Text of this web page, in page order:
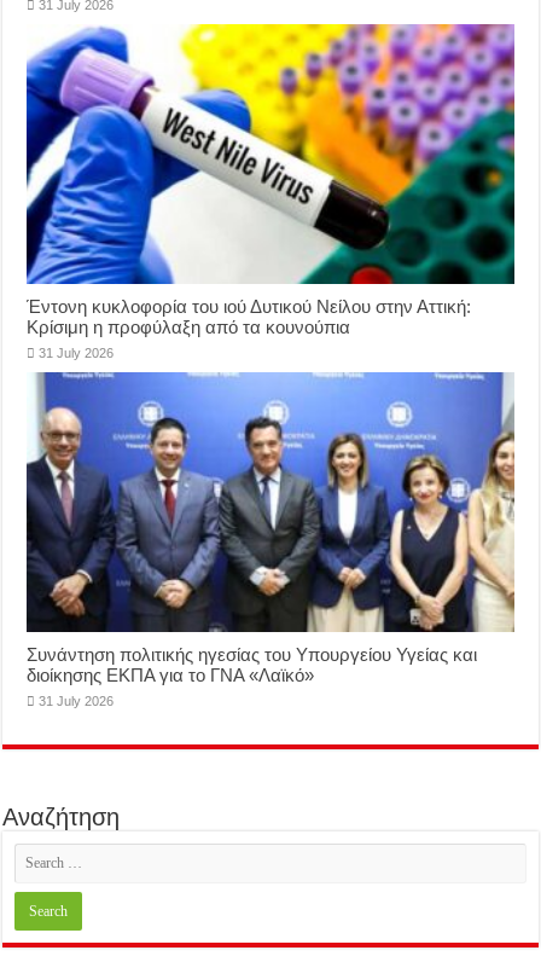
31 July 2026
Έντονη κυκλοφορία του ιού Δυτικού Νείλου στην Αττική:
Κρίσιμη η προφύλαξη από τα κουνούπια
31 July 2026
Συνάντηση πολιτικής ηγεσίας του Υπουργείου Υγείας και
διοίκησης ΕΚΠΑ για το ΓΝΑ «Λαϊκό»
31 July 2026
Αναζήτηση